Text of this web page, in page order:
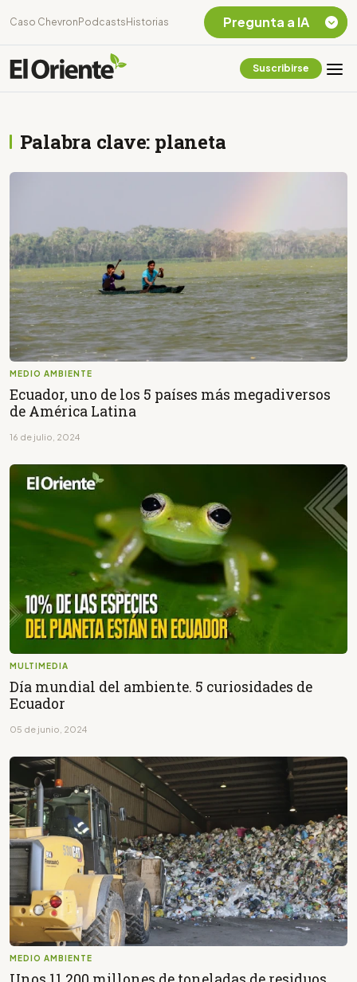
Caso Chevron Podcasts Historias
Suscribirse
Palabra clave: planeta
MEDIO AMBIENTE
Ecuador, uno de los 5 países más megadiversos
de América Latina
16 de julio, 2024
MULTIMEDIA
Día mundial del ambiente. 5 curiosidades de
Ecuador
05 de junio, 2024
MEDIO AMBIENTE
Pregunta a IA
Amazonia Ecuatoriana